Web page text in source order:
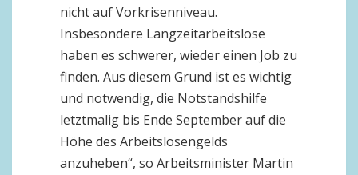
nicht auf Vorkrisenniveau.
Insbesondere Langzeitarbeitslose
haben es schwerer, wieder einen Job zu
finden. Aus diesem Grund ist es wichtig
und notwendig, die Notstandshilfe
letztmalig bis Ende September auf die
Höhe des Arbeitslosengelds
anzuheben“, so Arbeitsminister Martin